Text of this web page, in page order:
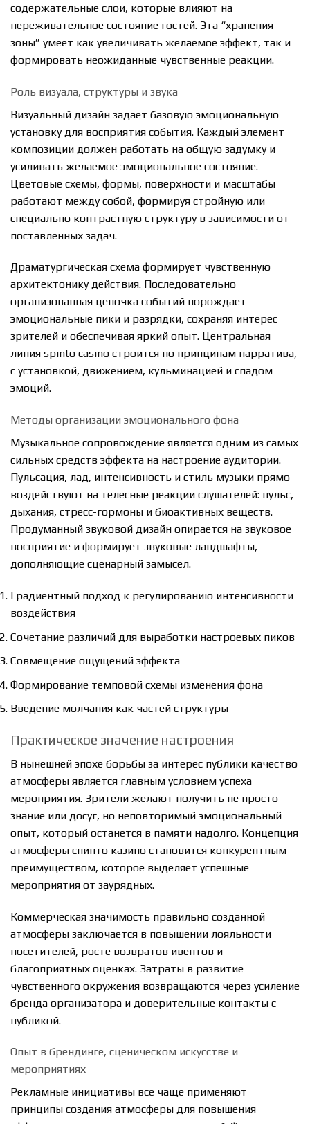
содержательные слои, которые влияют на
переживательное состояние гостей. Эта “хранения
зоны” умеет как увеличивать желаемое эффект, так и
формировать неожиданные чувственные реакции.
Роль визуала, структуры и звука
Визуальный дизайн задает базовую эмоциональную
установку для восприятия события. Каждый элемент
композиции должен работать на общую задумку и
усиливать желаемое эмоциональное состояние.
Цветовые схемы, формы, поверхности и масштабы
работают между собой, формируя стройную или
специально контрастную структуру в зависимости от
поставленных задач.
Драматургическая схема формирует чувственную
архитектонику действия. Последовательно
организованная цепочка событий порождает
эмоциональные пики и разрядки, сохраняя интерес
зрителей и обеспечивая яркий опыт. Центральная
линия spinto casino строится по принципам нарратива,
с установкой, движением, кульминацией и спадом
эмоций.
Методы организации эмоционального фона
Музыкальное сопровождение является одним из самых
сильных средств эффекта на настроение аудитории.
Пульсация, лад, интенсивность и стиль музыки прямо
воздействуют на телесные реакции слушателей: пульс,
дыхания, стресс-гормоны и биоактивных веществ.
Продуманный звуковой дизайн опирается на звуковое
восприятие и формирует звуковые ландшафты,
дополняющие сценарный замысел.
Градиентный подход к регулированию интенсивности
воздействия
Сочетание различий для выработки настроевых пиков
Совмещение ощущений эффекта
Формирование темповой схемы изменения фона
Введение молчания как частей структуры
Практическое значение настроения
В нынешней эпохе борьбы за интерес публики качество
атмосферы является главным условием успеха
мероприятия. Зрители желают получить не просто
знание или досуг, но неповторимый эмоциональный
опыт, который останется в памяти надолго. Концепция
атмосферы спинто казино становится конкурентным
преимуществом, которое выделяет успешные
мероприятия от заурядных.
Коммерческая значимость правильно созданной
атмосферы заключается в повышении лояльности
посетителей, росте возвратов ивентов и
благоприятных оценках. Затраты в развитие
чувственного окружения возвращаются через усиление
бренда организатора и доверительные контакты с
публикой.
Опыт в брендинге, сценическом искусстве и
мероприятиях
Рекламные инициативы все чаще применяют
принципы создания атмосферы для повышения